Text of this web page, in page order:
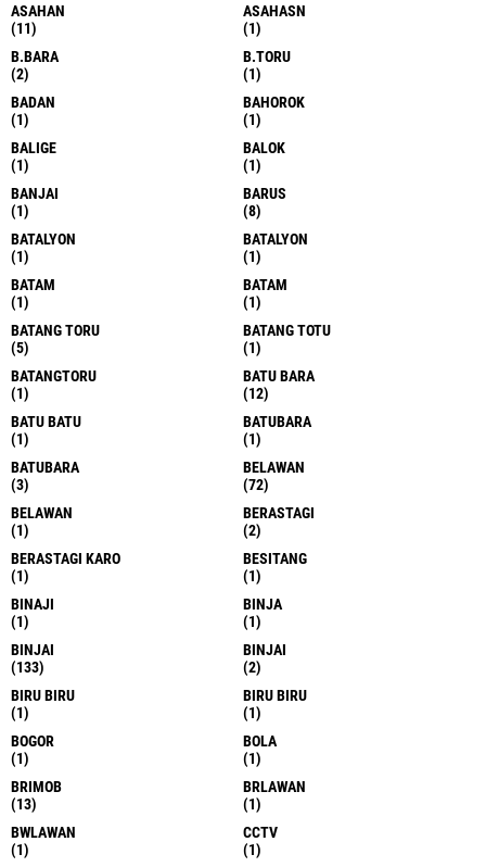
ASAHAN
(11)
ASAHASN
(1)
B.BARA
(2)
B.TORU
(1)
BADAN
(1)
BAHOROK
(1)
BALIGE
(1)
BALOK
(1)
BANJAI
(1)
BARUS
(8)
BATALYON
(1)
BATALYON
(1)
BATAM
(1)
BATAM
(1)
BATANG TORU
(5)
BATANG TOTU
(1)
BATANGTORU
(1)
BATU BARA
(12)
BATU BATU
(1)
BATUBARA
(1)
BATUBARA
(3)
BELAWAN
(72)
BELAWAN
(1)
BERASTAGI
(2)
BERASTAGI KARO
(1)
BESITANG
(1)
BINAJI
(1)
BINJA
(1)
BINJAI
(133)
BINJAI
(2)
BIRU BIRU
(1)
BIRU BIRU
(1)
BOGOR
(1)
BOLA
(1)
BRIMOB
(13)
BRLAWAN
(1)
BWLAWAN
(1)
CCTV
(1)